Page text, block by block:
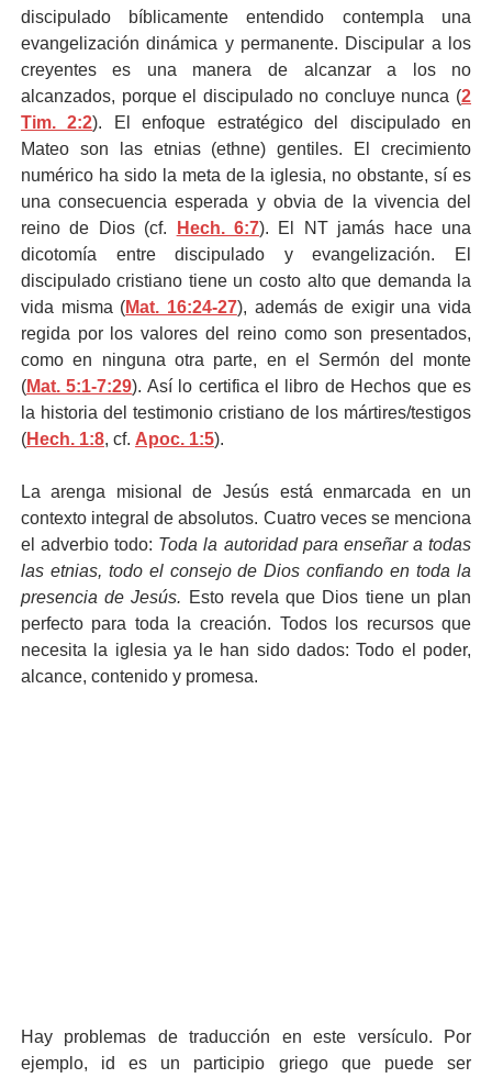
discipulado bíblicamente entendido contempla una
evangelización dinámica y permanente. Discipular a los
creyentes es una manera de alcanzar a los no
alcanzados, porque el discipulado no concluye nunca (2
Tim. 2:2). El enfoque estratégico del discipulado en
Mateo son las etnias (ethne) gentiles. El crecimiento
numérico ha sido la meta de la iglesia, no obstante, sí es
una consecuencia esperada y obvia de la vivencia del
reino de Dios (cf.
Hech. 6:7). El NT jamás hace una
dicotomía entre discipulado y evangelización. El
discipulado cristiano tiene un costo alto que demanda la
vida misma (Mat. 16:24-27), además de exigir una vida
regida por los valores del reino como son presentados,
como en ninguna otra parte, en el Sermón del monte
(Mat. 5:1-7:29). Así lo certifica el libro de Hechos que es
la historia del testimonio cristiano de los mártires/testigos
(Hech. 1:8, cf. Apoc. 1:5).
La arenga misional de Jesús está enmarcada en un
contexto integral de absolutos. Cuatro veces se menciona
el adverbio todo: Toda la autoridad para enseñar a todas
las etnias, todo el consejo de Dios confiando en toda la
presencia de Jesús. Esto revela que Dios tiene un plan
perfecto para toda la creación. Todos los recursos que
necesita la iglesia ya le han sido dados: Todo el poder,
alcance, contenido y promesa.
Hay problemas de traducción en este versículo. Por
ejemplo, id es un participio griego que puede ser